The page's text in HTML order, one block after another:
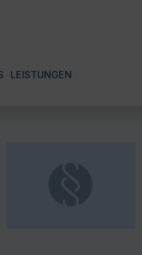
LEISTUNGEN